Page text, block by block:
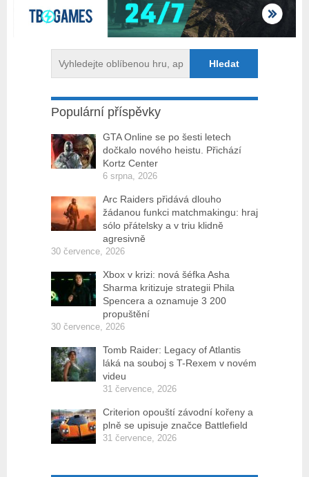
Populární příspěvky
GTA Online se po šesti letech
dočkalo nového heistu. Přichází
Kortz Center
6 srpna, 2026
Arc Raiders přidává dlouho
žádanou funkci matchmakingu: hraj
sólo přátelsky a v triu klidně
agresivně
30 července, 2026
Xbox v krizi: nová šéfka Asha
Sharma kritizuje strategii Phila
Spencera a oznamuje 3 200
propuštění
30 července, 2026
Tomb Raider: Legacy of Atlantis
láká na souboj s T-Rexem v novém
videu
31 července, 2026
Criterion opouští závodní kořeny a
plně se upisuje značce Battlefield
31 července, 2026